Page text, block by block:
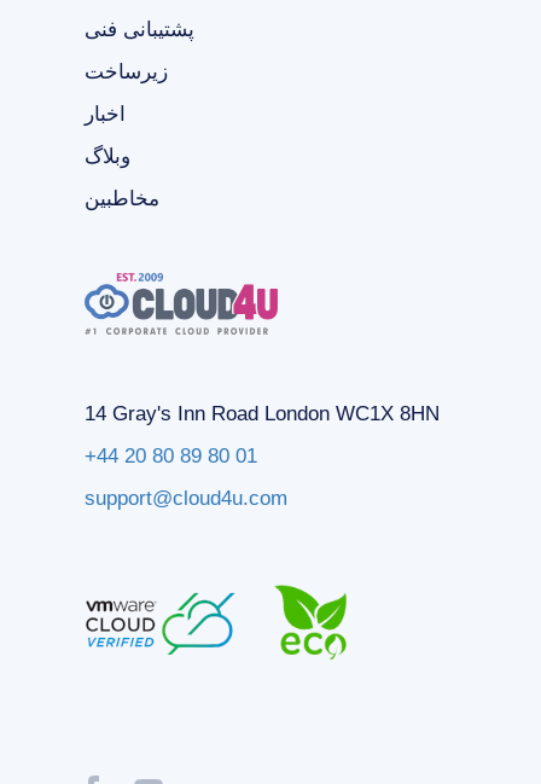
پشتیبانی فنی
زیرساخت
اخبار
وبلاگ
مخاطبین
14 Gray's Inn Road London WC1X 8HN
+44 20 80 89 80 01
support@cloud4u.com